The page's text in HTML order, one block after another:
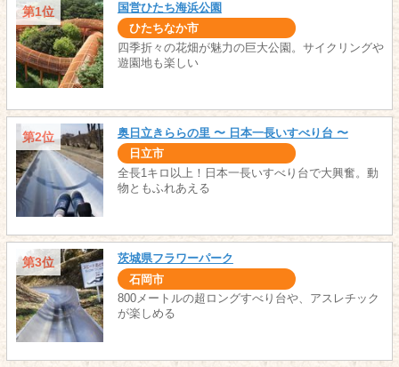
第1位 国営ひたち海浜公園
ひたちなか市
四季折々の花畑が魅力の巨大公園。サイクリングや
遊園地も楽しい
第2位 奥日立きららの里 〜 日本一長いすべり台 〜
日立市
全長1キロ以上！日本一長いすべり台で大興奮。動
物ともふれあえる
第3位 茨城県フラワーパーク
石岡市
800メートルの超ロングすべり台や、アスレチック
が楽しめる